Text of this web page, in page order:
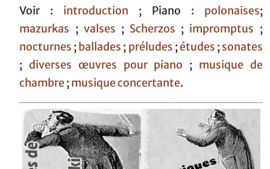
Voir : introduction ; Piano : polonaises;
mazurkas ; valses ; Scherzos ; impromptus ;
nocturnes ;ballades ; préludes ;études ;sonates
;diverses œuvres pour piano ; musique de
chambre;musique concertante.